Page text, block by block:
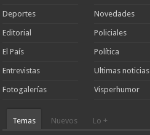
Deportes
Editorial
El País
Entrevistas
Fotogalerías
Novedades
Policiales
Política
Ultimas noticias
Visperhumor
Temas Nuevos Lo +